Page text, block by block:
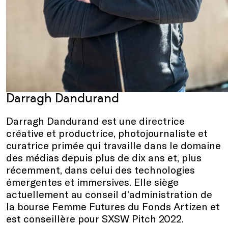
Darragh Dandurand
Darragh Dandurand est une directrice
créative et productrice, photojournaliste et
curatrice primée qui travaille dans le domaine
des médias depuis plus de dix ans et, plus
récemment, dans celui des technologies
émergentes et immersives. Elle siège
actuellement au conseil d’administration de
la bourse Femme Futures du Fonds Artizen et
est conseillère pour SXSW Pitch 2022.